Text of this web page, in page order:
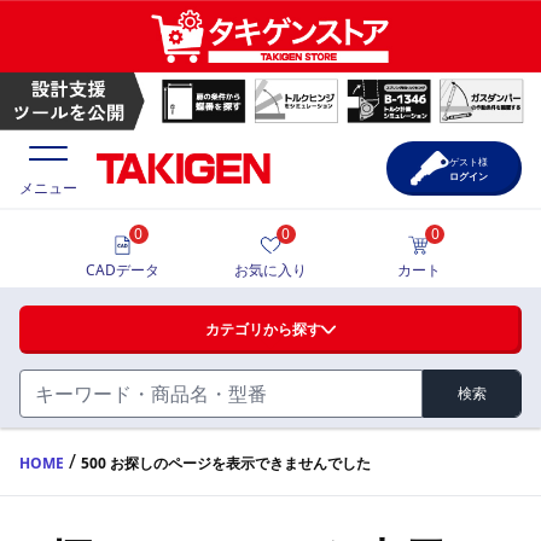
ハンドル・取手・つまみ・周辺機器
FA・A
蝶番・ステー・周辺機器
価格一覧
製品カタログ
メニュー
カテゴリから探す
検索
0
CADデータ
0
お気に入り
0
カート
ゲスト様
ログイン
HOME / 500 お探しのページを表示できませんでした